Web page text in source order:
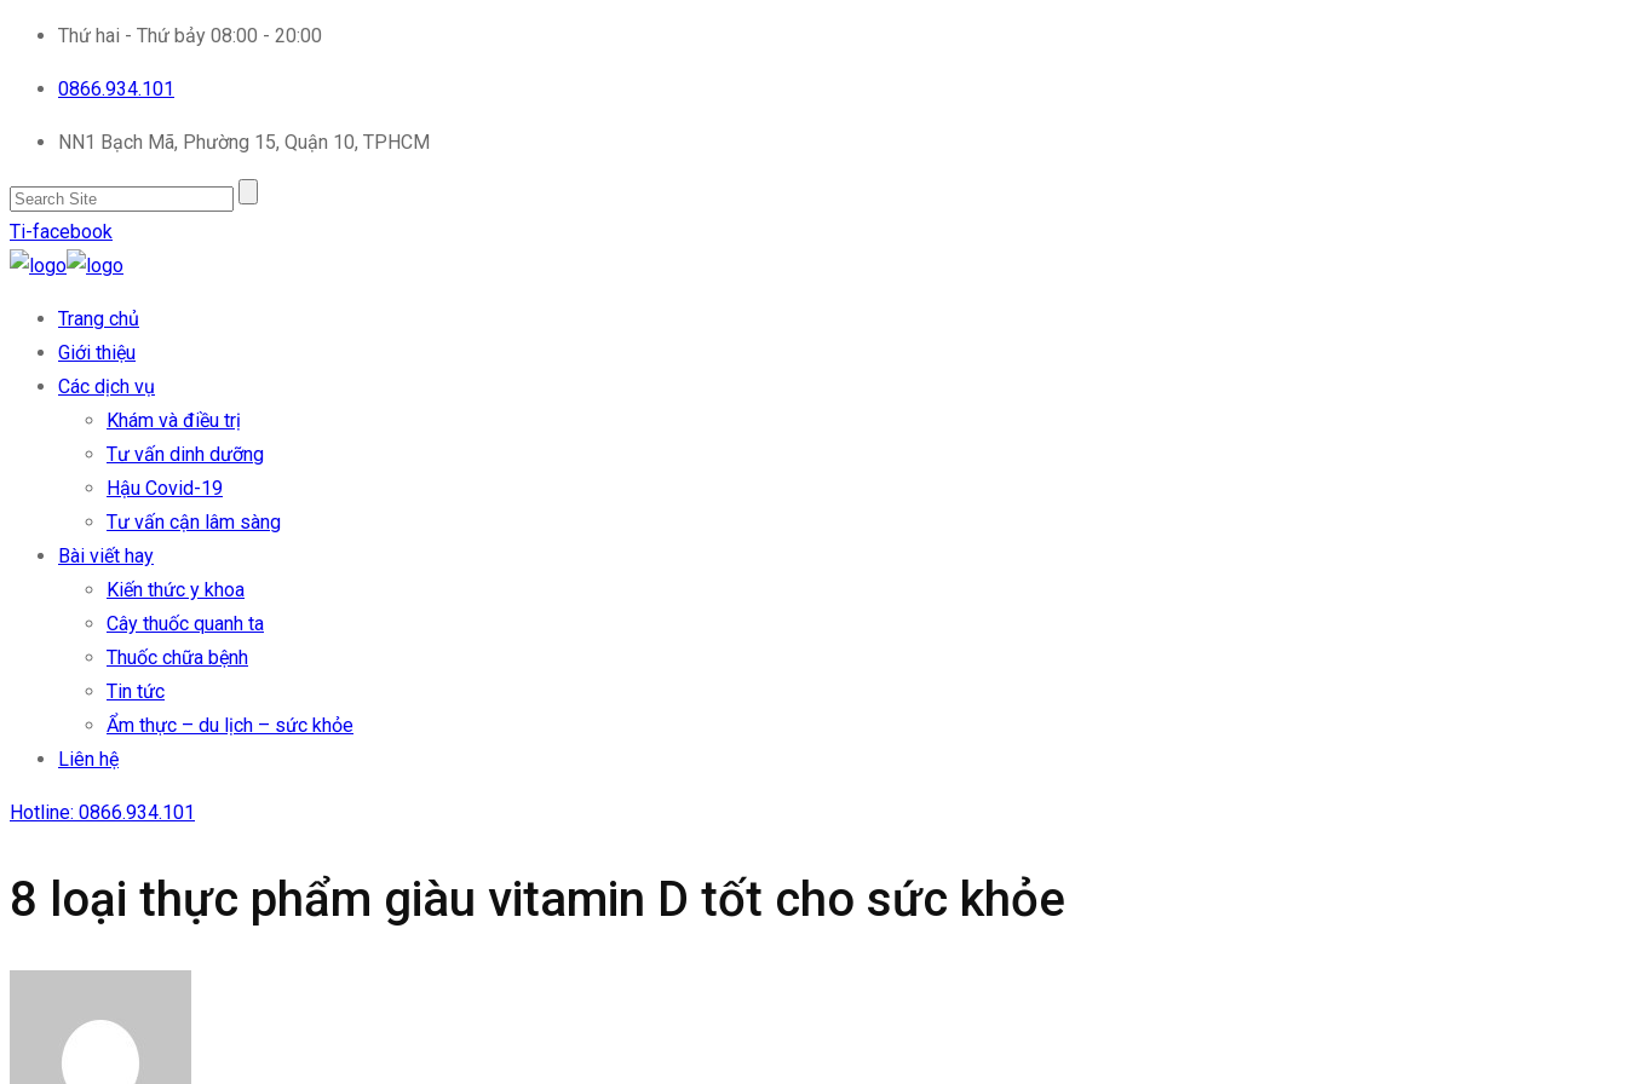
Thứ hai - Thứ bảy 08:00 - 20:00
0866.934.101
NN1 Bạch Mã, Phường 15, Quận 10, TPHCM
Ti-facebook
Trang chủ
Giới thiệu
Các dịch vụ
Khám và điều trị
Tư vấn dinh dưỡng
Hậu Covid-19
Tư vấn cận lâm sàng
Bài viết hay
Kiến thức y khoa
Cây thuốc quanh ta
Thuốc chữa bệnh
Tin tức
Ẩm thực – du lịch – sức khỏe
Liên hệ
Hotline: 0866.934.101
8 loại thực phẩm giàu vitamin D tốt cho sức khỏe